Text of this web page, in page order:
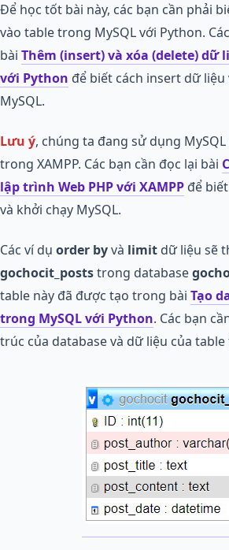
Để học tốt bài này, các bạn cần phải
vào table trong MySQL với Python.
bài Thêm (insert) và xóa (delete) dữ
với Python để biết cách insert dữ
MySQL.
Lưu ý, chúng ta đang sử dụng
trong XAMPP. Các bạn cần đọc lại bài
lập trình Web PHP với XAMPP để
và khởi chạy MySQL.
Các ví dụ order byvà limit dữ liệu sẽ
gochocit_poststrong database
table này đã được tạo trong bài Tạo
trong MySQL với Python. Các bạn
trúc của database và dữ liệu của table